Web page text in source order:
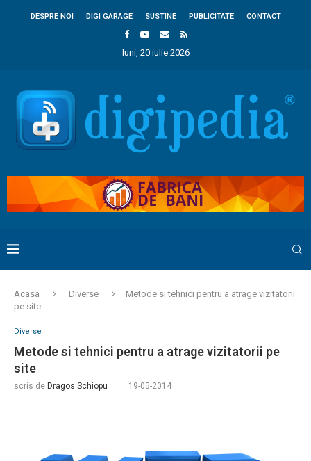
DESPRE NOI DIGI GARAGE SUSTINE PUBLICITATE CONTACT
luni, 20 iulie 2026
Acasa Diverse
Metode si tehnici pentru a atrage vizitatorii
pe site
Diverse
Metode si tehnici pentru a atrage vizitatorii pe
site
scris de Dragos Schiopu 19-05-2014